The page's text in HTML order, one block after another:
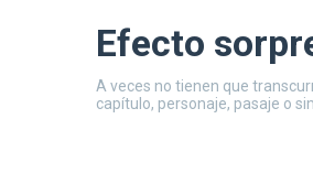
Efecto
A veces no tienen que
capítulo, personaje, pasaje o